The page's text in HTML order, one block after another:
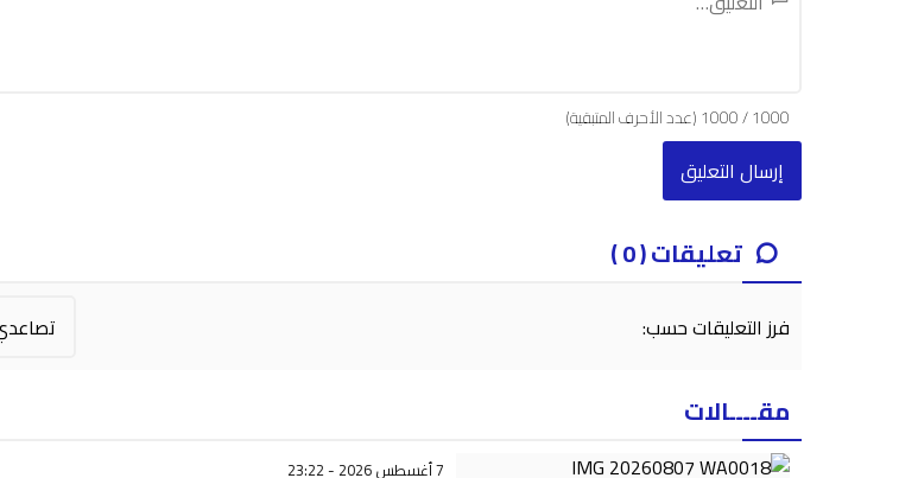
1000
/
1000(عدد الأحرف المتبقية)
تعليقات ( 0 )
فرز التعليقات حسب:
مقــــالات
7 أغسطس 2026 - 23:22